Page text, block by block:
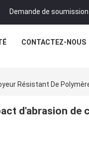
Demande de soumission
CONTACTEZ-NOUS
Résistant De
d'abrasion de